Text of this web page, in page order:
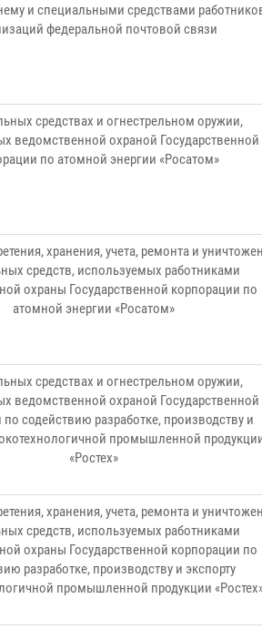
и специальными средствами
федеральной почтовой связи
средствах и огнестрельном оружии,
ведомственной охраной Государственной
по атомной энергии «Росатом»
хранения, учета, ремонта и
средств, используемых работниками
охраны Государственной корпорации по
атомной энергии «Росатом»
средствах и огнестрельном оружии,
ведомственной охраной Государственной
содействию разработке, производству и
промышленной
«Ростех»
хранения, учета, ремонта и
средств, используемых работниками
охраны Государственной корпорации по
разработке, производству и экспорту
промышленной продукции